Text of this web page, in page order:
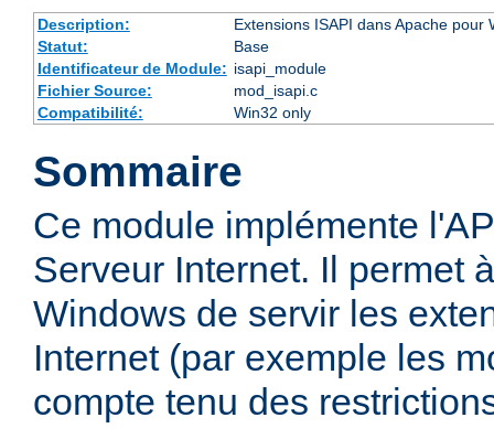
Description:
Extensions ISAPI dans Apache pour
Statut:
Base
Identificateur de Module: isapi_module
Fichier Source:
mod_isapi.c
Compatibilité:
Win32 only
Sommaire
Ce module implémente
Serveur Internet. Il permet
Windows de servir les
Internet (par exemple les
compte tenu des